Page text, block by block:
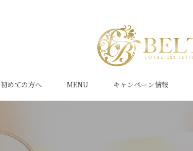
初めての方へ MENU キャンペーン情報